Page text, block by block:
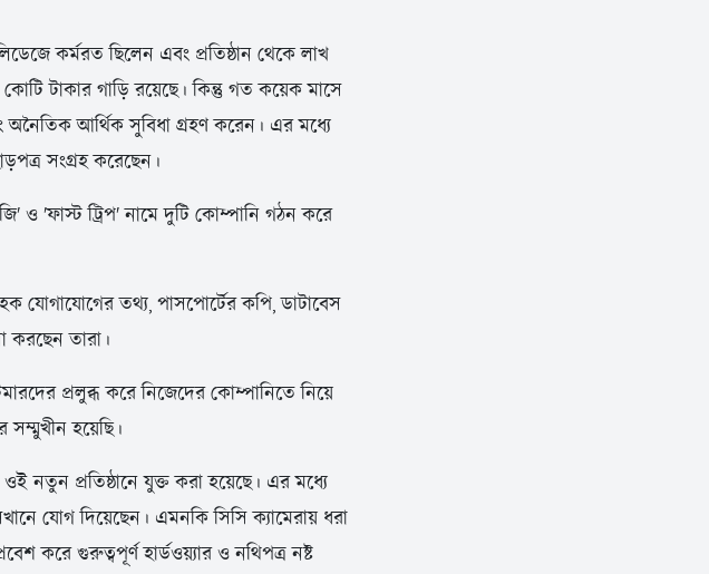
কর্মরত ছিলেন এবং প্রতিষ্ঠান থেকে লাখ
টাকার গাড়ি রয়েছে। কিন্তু গত কয়েক মাসে
অনৈতিক আর্থিক সুবিধা গ্রহণ করেন। এর মধ্যে
সংগ্রহ করেছেন।
ও 'ফাস্ট ট্রিপ' নামে দুটি কোম্পানি গঠন করে
যোগাযোগের তথ্য, পাসপোর্টের কপি, ডাটাবেস
করছেন তারা।
প্রলুব্ধ করে নিজেদের কোম্পানিতে নিয়ে
সম্মুখীন হয়েছি।
নতুন প্রতিষ্ঠানে যুক্ত করা হয়েছে। এর মধ্যে
যোগ দিয়েছেন। এমনকি সিসি ক্যামেরায় ধরা
করে গুরুত্বপূর্ণ হার্ডওয়্যার ও নথিপত্র নষ্ট